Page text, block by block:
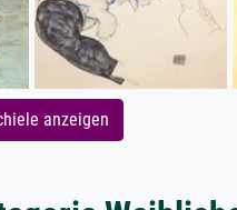
anzeigen